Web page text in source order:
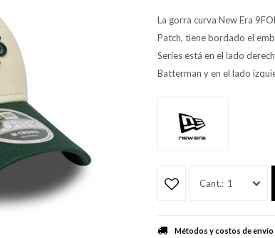
La gorra curva New Era
Patch, tiene bordado el
Series está en el lado
Batterman y en el lado
1
Métodos y costos de envío